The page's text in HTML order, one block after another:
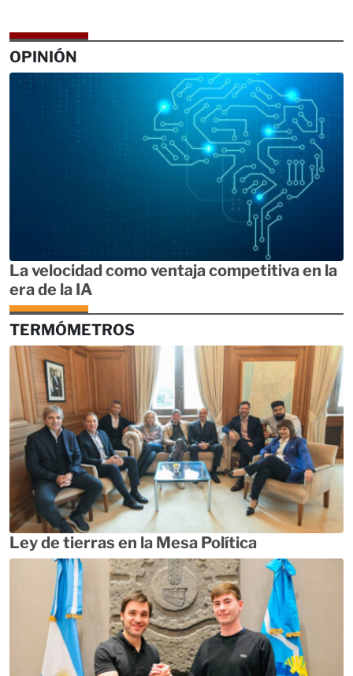
OPINIÓN
La velocidad como ventaja competitiva en la
era de la IA
TERMÓMETROS
Ley de tierras en la Mesa Política